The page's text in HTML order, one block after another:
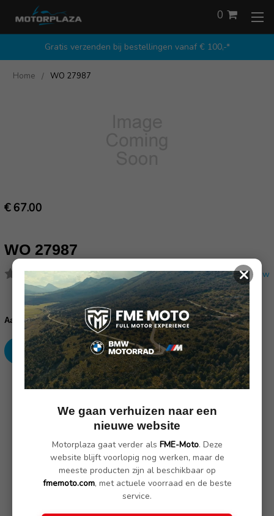
Gratis verzenden bij bestellingen vanaf € 100,-*
0
Home WO 27987
€ 67.00
WO 27987
(Nog geen reviews) Schrijf een review
Huidige
voorraad:
Aantal:
Verhoog
aantallen:
Verlaag
aantallen:
SKU: wo 27987
(Nog geen reviews)
halbkugel 5.7
polyriem
×
We gaan verhuizen naar een
nieuwe website
Motorplaza gaat verder als FME-Moto. Deze
website blijft voorlopig nog werken, maar de
meeste producten zijn al beschikbaar op
fmemoto.com, met actuele voorraad en de beste
service.